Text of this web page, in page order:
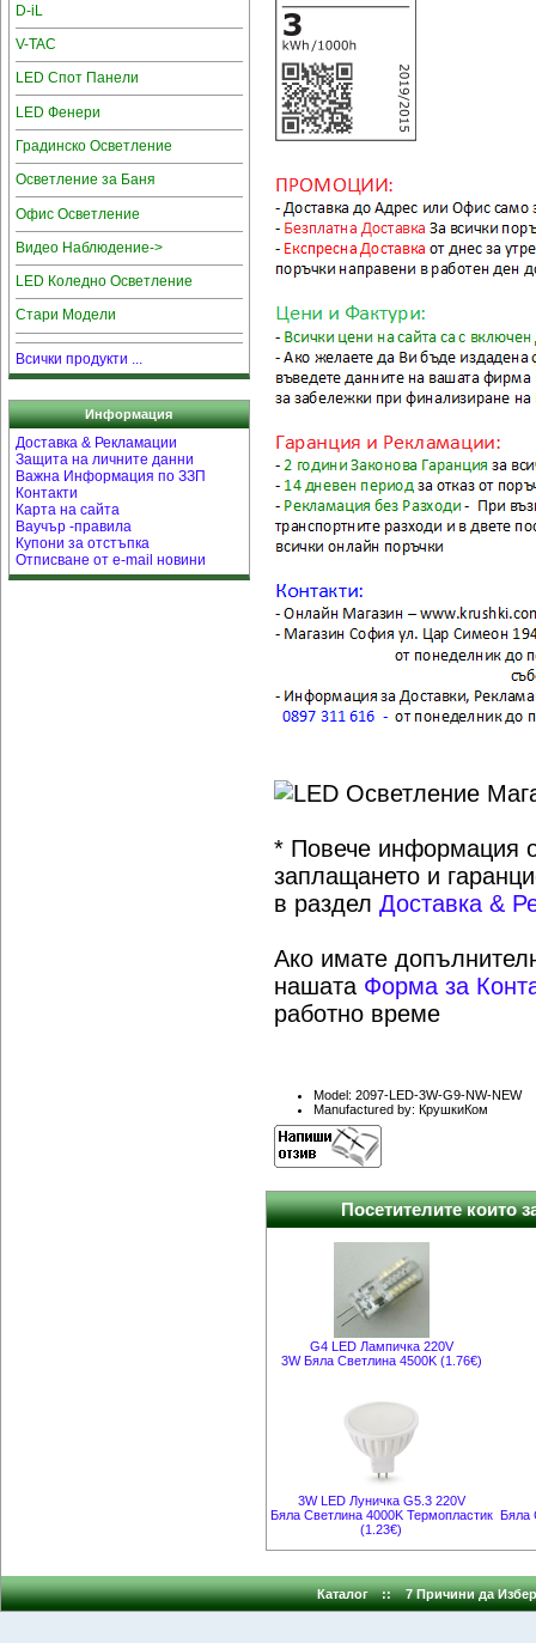
D-iL
V-TAC
LED Спот Панели
LED Фенери
Градинско Осветление
Осветление за Баня
Офис Осветление
Видео Наблюдение->
LED Коледно Осветление
Стари Модели
Всички продукти ...
Информация
Доставка & Рекламации
Защита на личните данни
Важна Информация по ЗЗП
Контакти
Карта на сайта
Ваучър -правила
Купони за отстъпка
Отписване от e-mail новини
* Повече информация
заплащането и
в раздел Доставка &
Ако имате
нашата Форма за
работно време
Model: 2097-LED-3W-G9-NW-NEW
Manufactured by: КрушкиКом
Посетителите които
G4 LED Лампичка 220V
3W Бяла Светлина 4500K (1.76€)
3W LED Луничка G5.3 220V
Бяла Светлина 4000K Термопластик
(1.23€)
Бяла
Каталог :: 7 Причини да